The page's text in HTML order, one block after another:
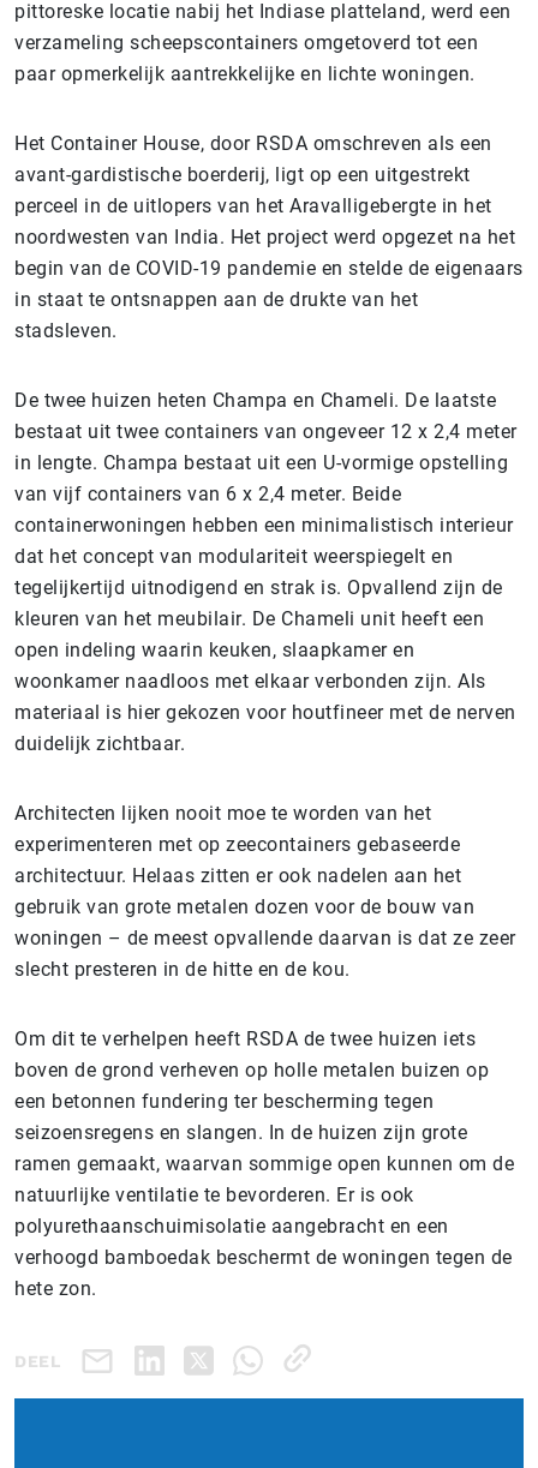
pittoreske locatie nabij het Indiase platteland, werd een
verzameling scheepscontainers omgetoverd tot een
paar opmerkelijk aantrekkelijke en lichte woningen.
Het Container House, door RSDA omschreven als een
avant-gardistische boerderij, ligt op een uitgestrekt
perceel in de uitlopers van het Aravalligebergte in het
noordwesten van India. Het project werd opgezet na het
begin van de COVID-19 pandemie en stelde de eigenaars
in staat te ontsnappen aan de drukte van het
stadsleven.
De twee huizen heten Champa en Chameli. De laatste
bestaat uit twee containers van ongeveer 12 x 2,4 meter
in lengte. Champa bestaat uit een U-vormige opstelling
van vijf containers van 6 x 2,4 meter. Beide
containerwoningen hebben een minimalistisch interieur
dat het concept van modulariteit weerspiegelt en
tegelijkertijd uitnodigend en strak is. Opvallend zijn de
kleuren van het meubilair. De Chameli unit heeft een
open indeling waarin keuken, slaapkamer en
woonkamer naadloos met elkaar verbonden zijn. Als
materiaal is hier gekozen voor houtfineer met de nerven
duidelijk zichtbaar.
Architecten lijken nooit moe te worden van het
experimenteren met op zeecontainers gebaseerde
architectuur. Helaas zitten er ook nadelen aan het
gebruik van grote metalen dozen voor de bouw van
woningen – de meest opvallende daarvan is dat ze zeer
slecht presteren in de hitte en de kou.
Om dit te verhelpen heeft RSDA de twee huizen iets
boven de grond verheven op holle metalen buizen op
een betonnen fundering ter bescherming tegen
seizoensregens en slangen. In de huizen zijn grote
ramen gemaakt, waarvan sommige open kunnen om de
natuurlijke ventilatie te bevorderen. Er is ook
polyurethaanschuimisolatie aangebracht en een
verhoogd bamboedak beschermt de woningen tegen de
hete zon.
DEEL